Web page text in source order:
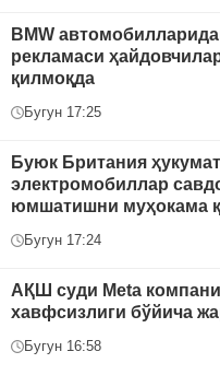
BMW
рекламаси
қилмоқда
Бугун 17:25
Буюк Британия
электромобиллар
юмшатишни муҳокама
Бугун 17:24
АҚШ суди Meta
хавфсизлиги бўйича
Бугун 16:58